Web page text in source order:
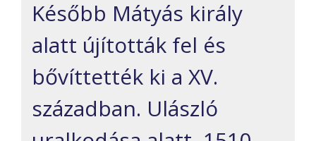
Később Mátyás király
alatt újították fel és
bővíttették ki a XV.
században. Ulászló